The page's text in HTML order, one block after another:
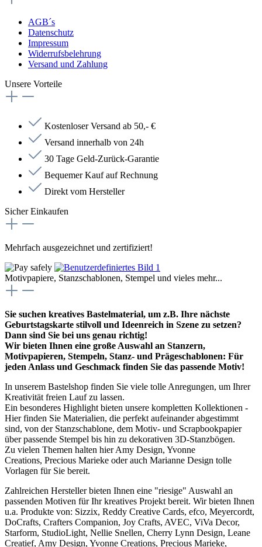
AGB´s
Datenschutz
Impressum
Widerrufsbelehrung
Versand und Zahlung
Unsere Vorteile
Kostenloser Versand ab 50,- €
Versand innerhalb von 24h
30 Tage Geld-Zurück-Garantie
Bequemer Kauf auf Rechnung
Direkt vom Hersteller
Sicher Einkaufen
Mehrfach ausgezeichnet und zertifiziert!
Motivpapiere, Stanzschablonen, Stempel und vieles mehr...
Sie suchen kreatives Bastelmaterial, um z.B. Ihre nächste
Geburtstagskarte stilvoll und Ideenreich in Szene zu setzen?
Dann sind Sie bei uns genau richtig!
Wir bieten Ihnen eine große Auswahl an Stanzern,
Motivpapieren, Stempeln, Stanz- und Prägeschablonen: Für
jeden Anlass und Geschmack finden Sie das passende Motiv!
In unserem Bastelshop finden Sie viele tolle Anregungen, um Ihrer
Kreativität freien Lauf zu lassen.
Ein besonderes Highlight bieten unsere kompletten Kollektionen -
Hier finden Sie Materialien, die perfekt aufeinander abgestimmt
sind, von der Stanzschablone, dem Motiv- und Scrapbookpapier
über passende Stempel bis hin zu dekorativen 3D-Stanzbögen.
Zu vielen Themen halten hier Amy Design, Yvonne
Creations, Precious Marieke oder auch Marianne Design tolle
Vorlagen für Sie bereit.
Zahlreichen Hersteller bieten Ihnen eine "riesige" Auswahl an
passenden Motiven für Ihr kreatives Projekt bereit. Wir bieten Ihnen
u.a. Produkte von: Sizzix, Reddy Creative Cards, efco, Meyercordt,
DoCrafts, Crafters Companion, Joy Crafts, AVEC, ViVa Decor,
Starform, StudioLight, Nellie Snellen, Cherry Lynn Design, Leane
Creatief, Amy Design, Yvonne Creations, Precious Marieke,